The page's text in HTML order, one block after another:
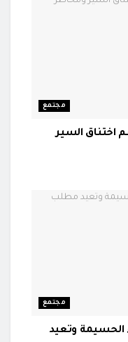
مجتمع
اختناق السير
مجتمع
الحسيمة وتعيد